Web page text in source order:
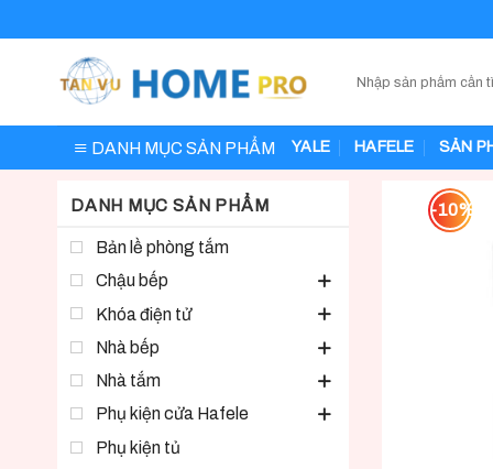
to
DANH MỤC SẢN PHẨM YALE HAFELE SẢN
DANH MỤC SẢN PHẨM
Bản lề phòng tắm
Chậu bếp
Khóa điện tử
Nhà bếp
Nhà tắm
Phụ kiện cửa Hafele
Phụ kiện tủ
-10%